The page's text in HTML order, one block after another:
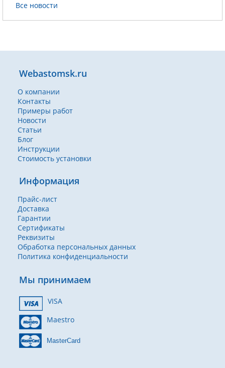
Все новости
Webastomsk.ru
О компании
Контакты
Примеры работ
Новости
Статьи
Блог
Инструкции
Стоимость установки
Информация
Прайс-лист
Доставка
Гарантии
Сертификаты
Реквизиты
Обработка персональных данных
Политика конфиденциальности
Мы принимаем
VISA
Maestro
MasterCard